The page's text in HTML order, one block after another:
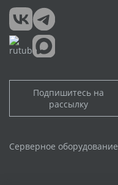
Подпишитесь на
рассылку
Серверное оборудование